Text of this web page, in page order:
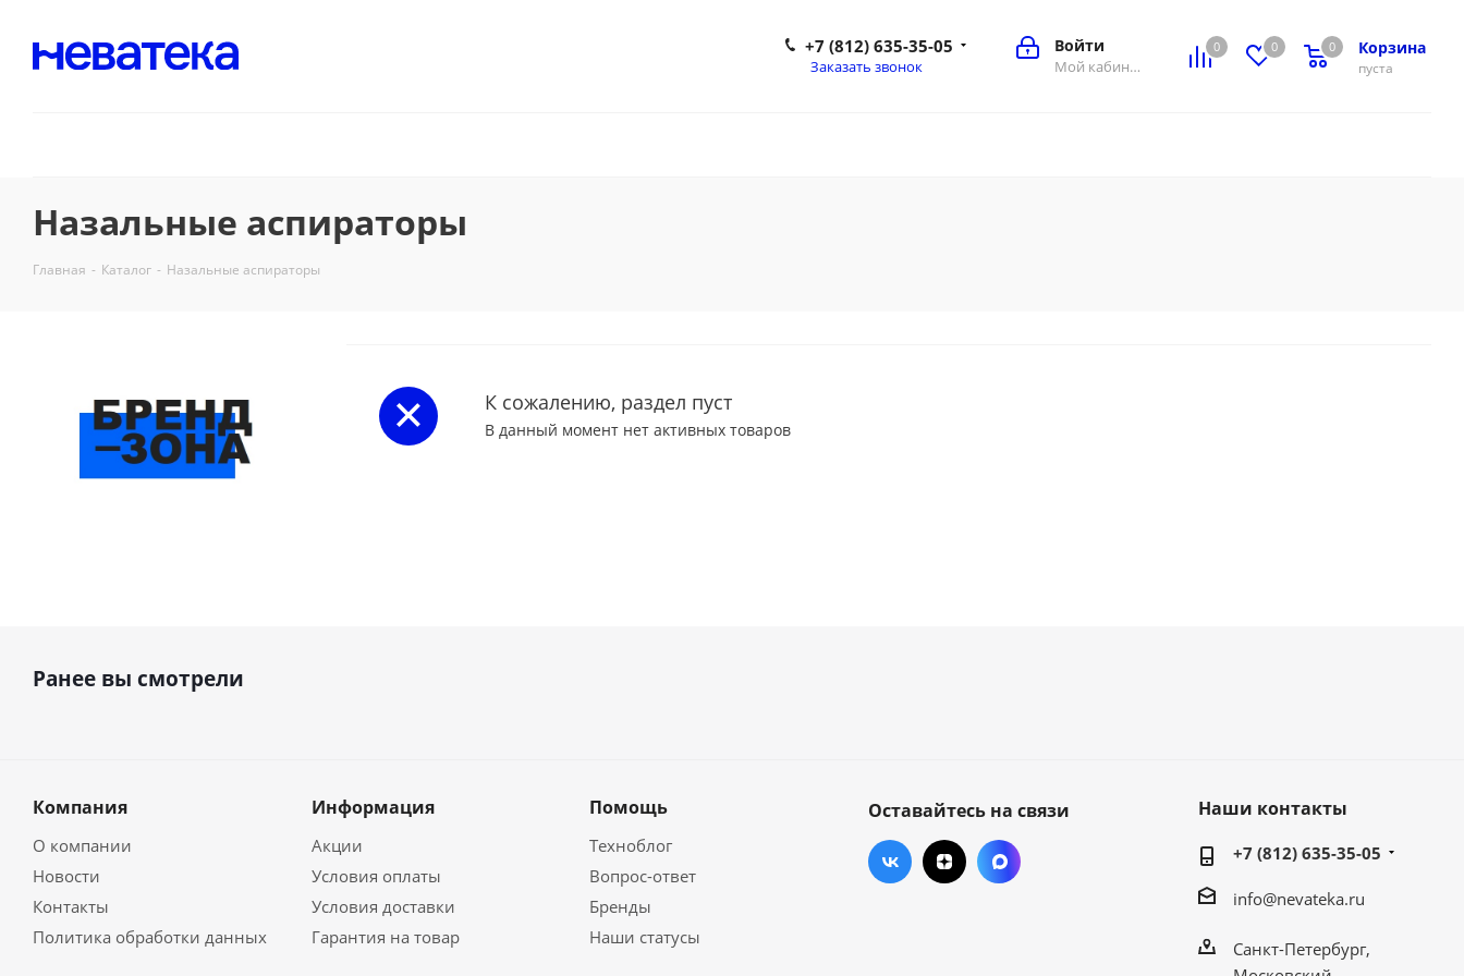
0 0 Корзина
0
пуста
0
Войти
Мой кабинет
+7 (812) 635-35-05
Заказать звонок
Назальные аспираторы
Главная - Каталог - Назальные аспираторы
К сожалению, раздел пуст
В данный момент нет активных товаров
Ранее вы смотрели
Компания
О компании
Новости
Контакты
Политика обработки данных
Информация
Акции
Условия оплаты
Условия доставки
Гарантия на товар
Помощь
Техноблог
Вопрос-ответ
Бренды
Наши статусы
Оставайтесь на связи Наши контакты
+7 (812) 635-35-05
info@nevateka.ru
Санкт-Петербург,